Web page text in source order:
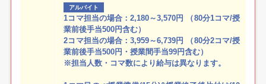
アルバイト
1コマ担当の場合：2,180～3,570円 （80分1コマ/授
業前後手当500円含む）
2コマ担当の場合：3,959～6,739円 （80分2コマ/授
業前後手当500円・授業間手当99円含む）
※担当人数・コマ数により給与は異なります。